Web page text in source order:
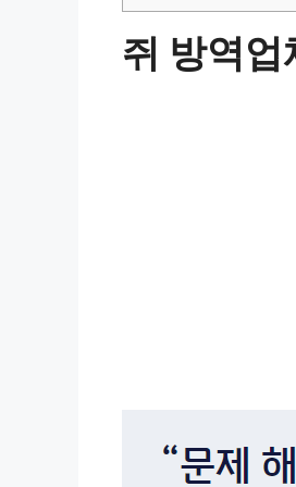
쥐 방역업